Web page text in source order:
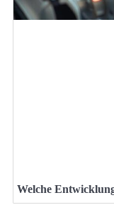
Welche